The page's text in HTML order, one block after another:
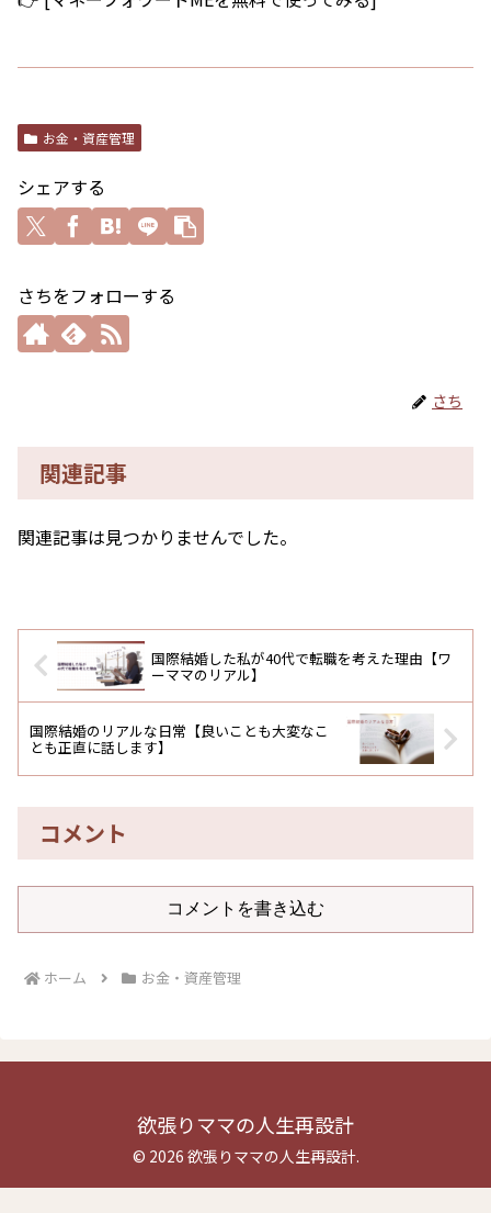
お金・資産管理
シェアする
さちをフォローする
さち
関連記事
関連記事は見つかりませんでした。
国際結婚した私が40代で転職を考えた理由【ワ
ーママのリアル】
国際結婚のリアルな日常【良いことも大変なこ
とも正直に話します】
コメント
コメントを書き込む
ホーム お金・資産管理
欲張りママの人生再設計
© 2026 欲張りママの人生再設計.